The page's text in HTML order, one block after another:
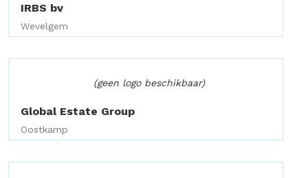
IRBS bv
Wevelgem
(geen logo beschikbaar)
Global Estate Group
Oostkamp